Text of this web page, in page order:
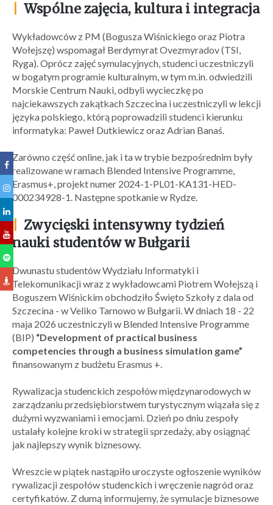
Wspólne zajęcia, kultura i integracja
Wykładowców z PM (Bogusza Wiśnickiego oraz Piotra
Wołejszę) wspomagał Berdymyrat Ovezmyradov (TSI,
Ryga). Oprócz zajęć symulacyjnych, studenci uczestniczyli
w bogatym programie kulturalnym, w tym m.in. odwiedzili
Morskie Centrum Nauki, odbyli wycieczkę po
najciekawszych zakątkach Szczecina i uczestniczyli w lekcji
języka polskiego, którą poprowadzili studenci kierunku
informatyka: Paweł Dutkiewicz oraz Adrian Banaś.
Zarówno część online, jak i ta w trybie bezpośrednim były
realizowane w ramach Blended Intensive Programme,
Erasmus+, projekt numer 2024-1-PL01-KA131-HED-
000234928-1. Następne spotkanie w Rydze.
|
Zwycięski intensywny tydzień
nauki studentów w Bułgarii
Dwunastu studentów Wydziału Informatyki i
Telekomunikacji wraz z wykładowcami Piotrem Wołejszą i
Boguszem Wiśnickim obchodziło Święto Szkoły z dala od
Szczecina - w Veliko Tarnowo w Bułgarii. W dniach 18 - 22
maja 2026 uczestniczyli w Blended Intensive Programme
(BIP) “Development of practical business
competencies through a business simulation game”
finansowanym z budżetu Erasmus +.
Rywalizacja studenckich zespołów międzynarodowych w
zarządzaniu przedsiębiorstwem turystycznym wiązała się z
dużymi wyzwaniami i emocjami. Dzień po dniu zespoły
ustalały kolejne kroki w strategii sprzedaży, aby osiągnąć
jak najlepszy wynik biznesowy.
Wreszcie w piątek nastąpiło uroczyste ogłoszenie wyników
rywalizacji zespołów studenckich i wręczenie nagród oraz
certyfikatów. Z dumą informujemy, że symulacje biznesowe